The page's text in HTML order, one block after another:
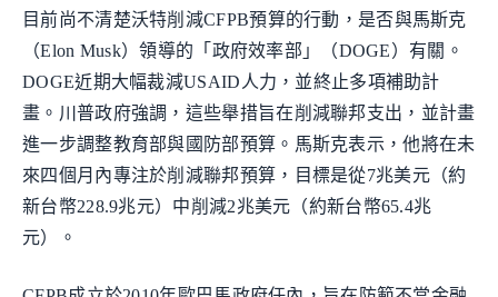
目前尚不清楚沃特削減CFPB預算的行動，是否與馬斯克
（Elon Musk）領導的「政府效率部」（DOGE）有關。
DOGE近期大幅裁減USAID人力，並終止多項補助計
畫。川普政府強調，這些舉措旨在削減聯邦支出，並計畫
進一步調整教育部與國防部預算。馬斯克表示，他將在未
來四個月內專注於削減聯邦預算，目標是從7兆美元（約
新台幣228.9兆元）中削減2兆美元（約新台幣65.4兆
元）。